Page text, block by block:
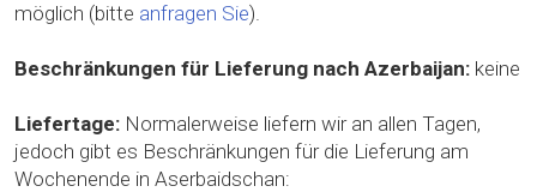
möglich (bitte anfragen Sie).
Beschränkungen für Lieferung nach Azerbaijan: keine
Liefertage: Normalerweise liefern wir an allen Tagen,
jedoch gibt es Beschränkungen für die Lieferung am
Wochenende in Aserbaidschan: